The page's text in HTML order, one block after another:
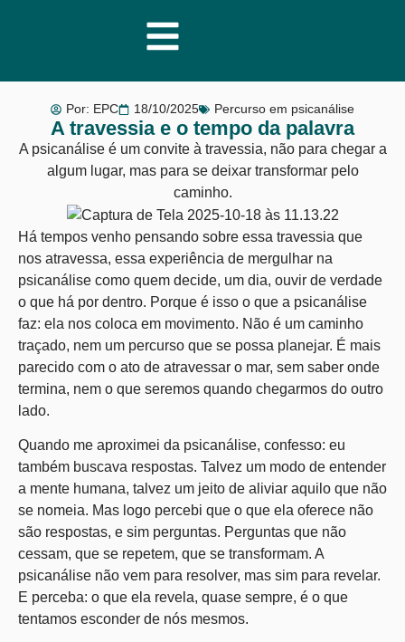
Por: EPC 18/10/2025 Percurso em psicanálise
A travessia e o tempo da palavra
A psicanálise é um convite à travessia, não para chegar a
algum lugar, mas para se deixar transformar pelo
caminho.
Há tempos venho pensando sobre essa travessia que
nos atravessa, essa experiência de mergulhar na
psicanálise como quem decide, um dia, ouvir de verdade
o que há por dentro. Porque é isso o que a psicanálise
faz: ela nos coloca em movimento. Não é um caminho
traçado, nem um percurso que se possa planejar. É mais
parecido com o ato de atravessar o mar, sem saber onde
termina, nem o que seremos quando chegarmos do outro
lado.
Quando me aproximei da psicanálise, confesso: eu
também buscava respostas. Talvez um modo de entender
a mente humana, talvez um jeito de aliviar aquilo que não
se nomeia. Mas logo percebi que o que ela oferece não
são respostas, e sim perguntas. Perguntas que não
cessam, que se repetem, que se transformam. A
psicanálise não vem para resolver, mas sim para revelar.
E perceba: o que ela revela, quase sempre, é o que
tentamos esconder de nós mesmos.